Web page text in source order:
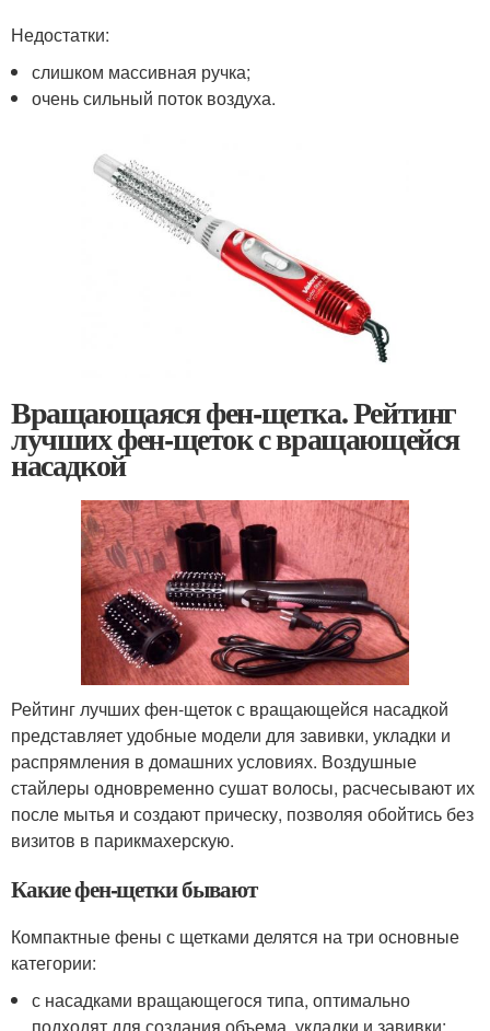
Недостатки:
слишком массивная ручка;
очень сильный поток воздуха.
Вращающаяся фен-щетка. Рейтинг
лучших фен-щеток с вращающейся
насадкой
Рейтинг лучших фен-щеток с вращающейся насадкой
представляет удобные модели для завивки, укладки и
распрямления в домашних условиях. Воздушные
стайлеры одновременно сушат волосы, расчесывают их
после мытья и создают прическу, позволяя обойтись без
визитов в парикмахерскую.
Какие фен-щетки бывают
Компактные фены с щетками делятся на три основные
категории:
с насадками вращающегося типа, оптимально